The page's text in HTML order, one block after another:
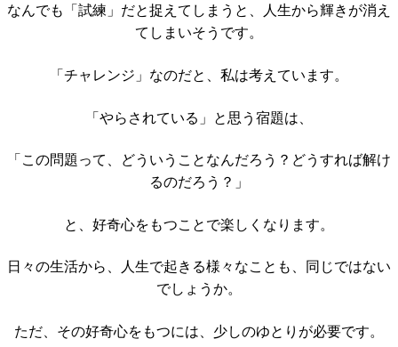
なんでも「試練」だと捉えてしまうと、人生から輝きが消え
てしまいそうです。
「チャレンジ」なのだと、私は考えています。
「やらされている」と思う宿題は、
「この問題って、どういうことなんだろう？どうすれば解け
るのだろう？」
と、好奇心をもつことで楽しくなります。
日々の生活から、人生で起きる様々なことも、同じではない
でしょうか。
ただ、その好奇心をもつには、少しのゆとりが必要です。